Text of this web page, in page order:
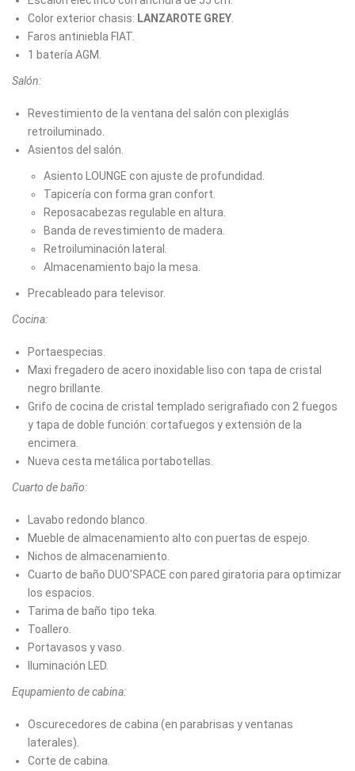
Color exterior chasis: LANZAROTE GREY
Faros antiniebla FIAT.
1 batería AGM.
Salón:
Revestimiento de la ventana del salón con plexiglás
retroiluminado.
Asientos del salón.
Asiento LOUNGE con ajuste de profundidad.
Tapicería con forma gran confort.
Reposacabezas regulable en altura.
Banda de revestimiento de madera.
Retroiluminación lateral.
Almacenamiento bajo la mesa.
Precableado para televisor.
Cocina:
Portaespecias.
Maxi fregadero de acero inoxidable liso con tapa de cristal
negro brillante.
Grifo de cocina de cristal templado serigrafiado con 2 fuegos
y tapa de doble función: cortafuegos y extensión de la
encimera.
Nueva cesta metálica portabotellas.
Cuarto de baño:
Lavabo redondo blanco.
Mueble de almacenamiento alto con puertas de espejo.
Nichos de almacenamiento.
Cuarto de baño DUO'SPACE con pared giratoria para optimizar
los espacios.
Tarima de baño tipo teka.
Toallero.
Portavasos y vaso.
Iluminación LED.
Equpamiento de cabina:
Oscurecedores de cabina (en parabrisas y ventanas
laterales).
Corte de cabina.